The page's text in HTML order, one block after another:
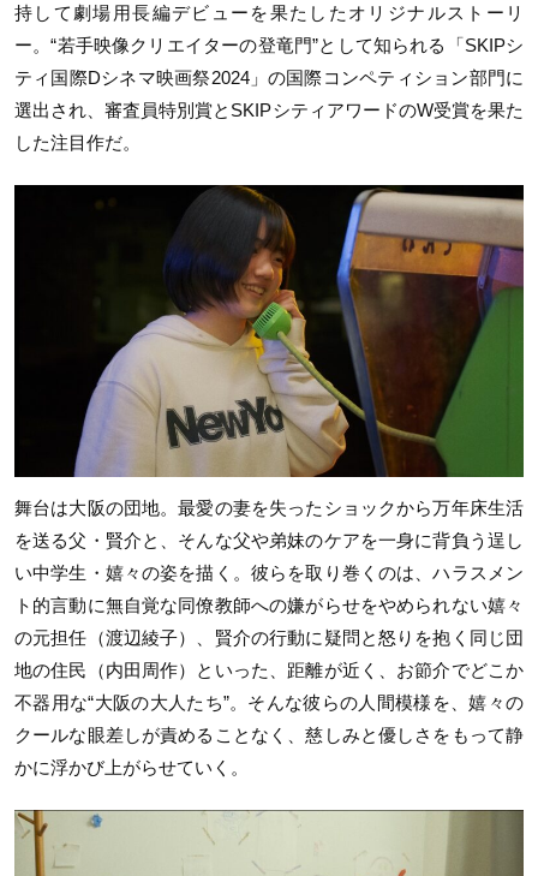
持して劇場用長編デビューを果たしたオリジナルストーリ
ー。“若手映像クリエイターの登竜門”として知られる「SKIPシ
ティ国際Dシネマ映画祭2024」の国際コンペティション部門に
選出され、審査員特別賞とSKIPシティアワードのW受賞を果た
した注目作だ。
舞台は大阪の団地。最愛の妻を失ったショックから万年床生活
を送る父・賢介と、そんな父や弟妹のケアを一身に背負う逞し
い中学生・嬉々の姿を描く。彼らを取り巻くのは、ハラスメン
ト的言動に無自覚な同僚教師への嫌がらせをやめられない嬉々
の元担任（渡辺綾子）、賢介の行動に疑問と怒りを抱く同じ団
地の住民（内田周作）といった、距離が近く、お節介でどこか
不器用な“大阪の大人たち”。そんな彼らの人間模様を、嬉々の
クールな眼差しが責めることなく、慈しみと優しさをもって静
かに浮かび上がらせていく。